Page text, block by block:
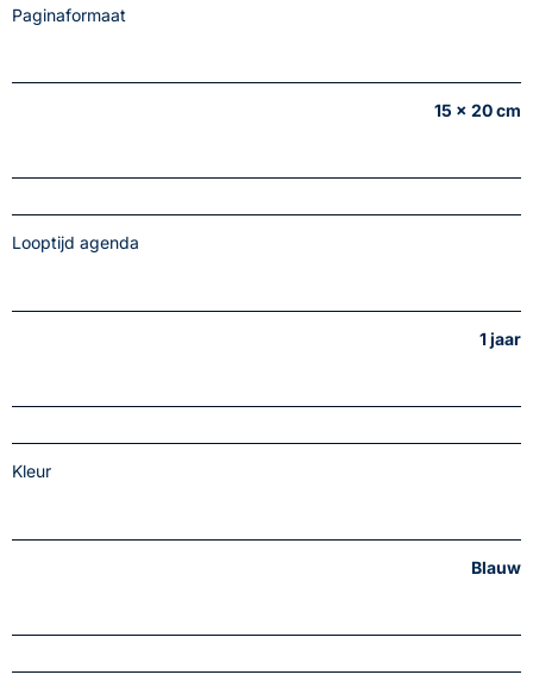
Paginaformaat
15 x 20 cm
Looptijd agenda
1 jaar
Kleur
Blauw